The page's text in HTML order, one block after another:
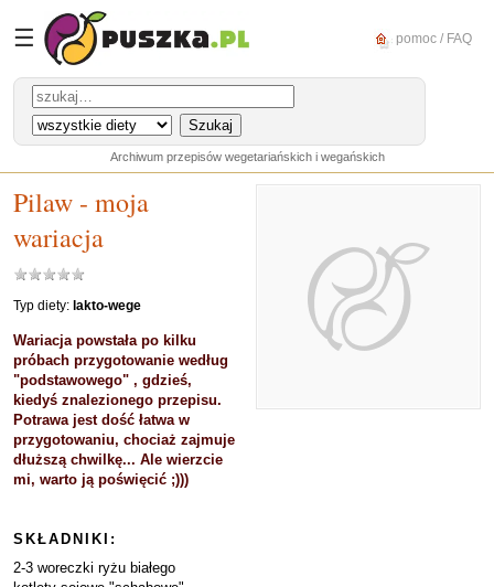
☰ pomoc / FAQ
Archiwum przepisów wegetariańskich i wegańskich
Pilaw - moja
wariacja
Typ diety: lakto-wege
Wariacja powstała po kilku
próbach przygotowanie według
"podstawowego" , gdzieś,
kiedyś znalezionego przepisu.
Potrawa jest dość łatwa w
przygotowaniu, chociaż zajmuje
dłuższą chwilkę... Ale wierzcie
mi, warto ją poświęcić ;)))
SKŁADNIKI:
2-3 woreczki ryżu białego